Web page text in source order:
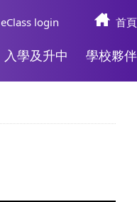
eClass login 首頁
入學及升中 學校夥伴